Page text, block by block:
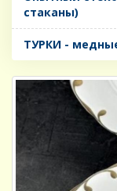
стаканы)
ТУРКИ -